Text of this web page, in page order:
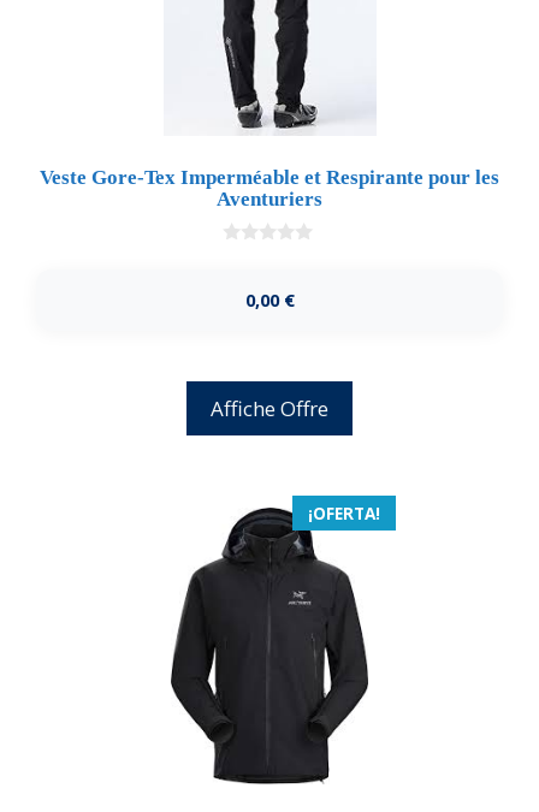
Veste Gore-Tex Imperméable et Respirante pour les
Aventuriers
0,00 €
Affiche Offre
¡OFERTA!